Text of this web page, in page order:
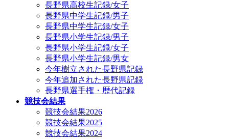
長野県高校生記録/女子
長野県中学生記録/男子
長野県中学生記録/女子
長野県小学生記録/男子
長野県小学生記録/女子
長野県小学生記録/男女
今年樹立された長野県記録
今年追加された長野県記録
長野県選手権・歴代記録
競技会結果
競技会結果2026
競技会結果2025
競技会結果2024